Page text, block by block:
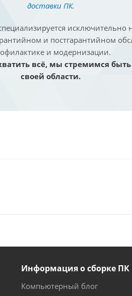
доставки ПК.
исключительно
и постгарантийном
и модернизации.
всё, мы стремимся
своей области.
Информация о сборке ПК
Компьютерный блог